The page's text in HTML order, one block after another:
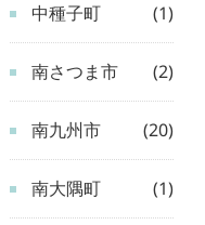
中種子町 (1)
南さつま市 (2)
南九州市 (20)
南大隅町 (1)